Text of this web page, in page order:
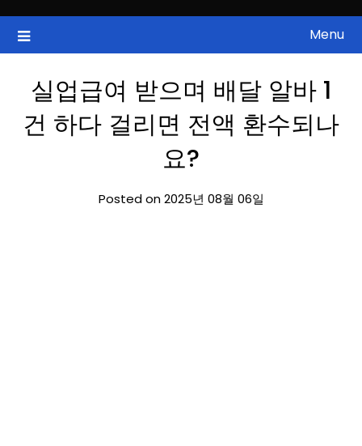
content
ZAN 주식정보
국내증시, 해외증시, 급등주, 낙폭과대, 골든크로스, 상한가, 하한가 등
의 주식 정보.
Menu
실업급여 받으며 배달 알바 1
건 하다 걸리면 전액 환수되나
요?
Posted on 2025년 08월 06일